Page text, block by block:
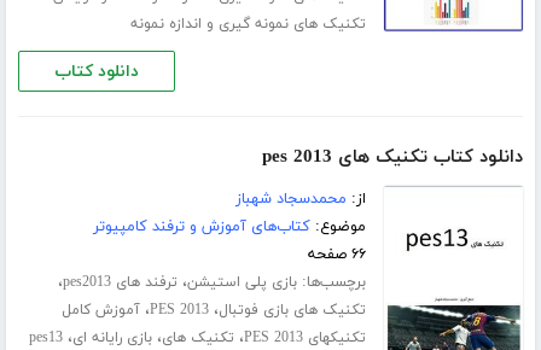
تکنیک های نمونه گیری و اندازه نمونه
دانلود کتاب
دانلود کتاب تکنیک های pes 2013
از: محمدسجاد شهباز
موضوع:کتاب‌های آموزش و ترفند کامپیوتر
۶۶ صفحه
برچسب‌ها:بازی پلی استیشن، ترفند های pes2013 ،
تکنیک های بازی فوتبال،PES 2013،آموزش کامل
تکنیکهای PES 2013
، تکنیک های،بازی رایانه ای،pes13